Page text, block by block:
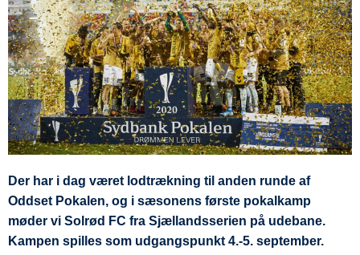
Der har i dag været lodtrækning til anden runde af
Oddset Pokalen, og i sæsonens første pokalkamp
møder vi Solrød FC fra Sjællandsserien på udebane.
Kampen spilles som udgangspunkt 4.-5. september.